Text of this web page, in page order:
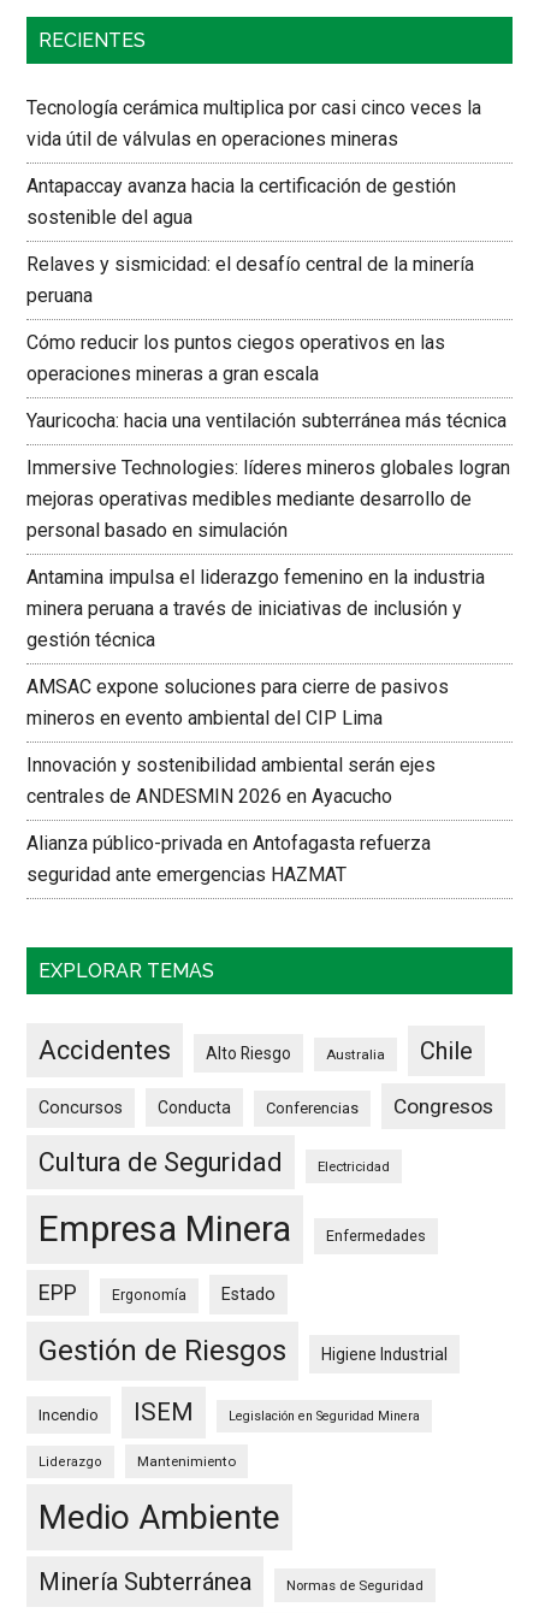
RECIENTES
Tecnología cerámica multiplica por casi cinco veces la
vida útil de válvulas en operaciones mineras
Antapaccay avanza hacia la certificación de gestión
sostenible del agua
Relaves y sismicidad: el desafío central de la minería
peruana
Cómo reducir los puntos ciegos operativos en las
operaciones mineras a gran escala
Yauricocha: hacia una ventilación subterránea más técnica
Immersive Technologies: líderes mineros globales logran
mejoras operativas medibles mediante desarrollo de
personal basado en simulación
Antamina impulsa el liderazgo femenino en la industria
minera peruana a través de iniciativas de inclusión y
gestión técnica
AMSAC expone soluciones para cierre de pasivos
mineros en evento ambiental del CIP Lima
Innovación y sostenibilidad ambiental serán ejes
centrales de ANDESMIN 2026 en Ayacucho
Alianza público-privada en Antofagasta refuerza
seguridad ante emergencias HAZMAT
EXPLORAR TEMAS
Accidentes Alto Riesgo Australia Chile
Concursos Conducta Conferencias Congresos
Cultura de Seguridad Electricidad
Empresa Minera Enfermedades
EPP Ergonomía Estado
Gestión de Riesgos Higiene Industrial
Incendio ISEM Legislación en Seguridad Minera
Liderazgo Mantenimiento
Medio Ambiente
Minería Subterránea Normas de Seguridad